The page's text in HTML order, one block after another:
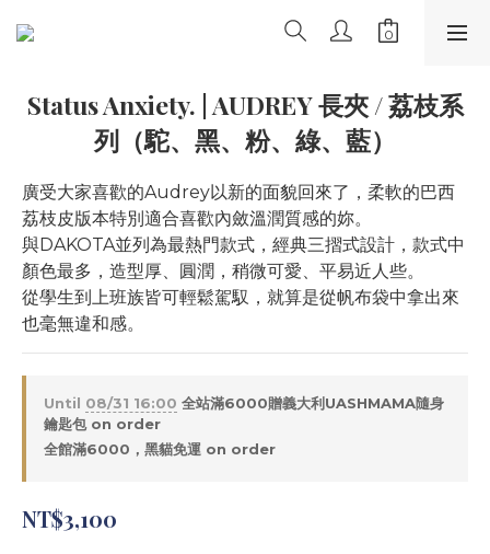
Status Anxiety. | AUDREY 長夾 / 荔枝系
列（駝、黑、粉、綠、藍）
廣受大家喜歡的Audrey以新的面貌回來了，柔軟的巴西
荔枝皮版本特別適合喜歡內斂溫潤質感的妳。
與DAKOTA並列為最熱門款式，經典三摺式設計，款式中
顏色最多，造型厚、圓潤，稍微可愛、平易近人些。
從學生到上班族皆可輕鬆駕馭，就算是從帆布袋中拿出來
也毫無違和感。
Until 08/31 16:00 全站滿6000贈義大利UASHMAMA隨身
鑰匙包 on order
全館滿6000，黑貓免運 on order
NT$3,100